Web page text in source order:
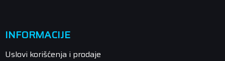
INFORMACIJE
Uslovi korišćenja i prodaje